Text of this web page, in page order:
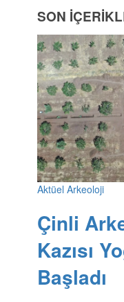
SON
Aktüel Arkeoloji
Çinli
Kazısı
Başladı